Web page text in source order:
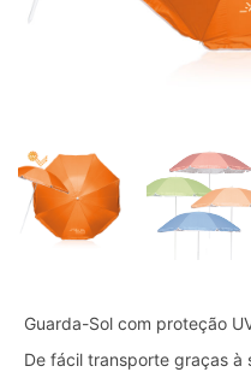
Guarda-Sol com proteção
De fácil transporte graças à